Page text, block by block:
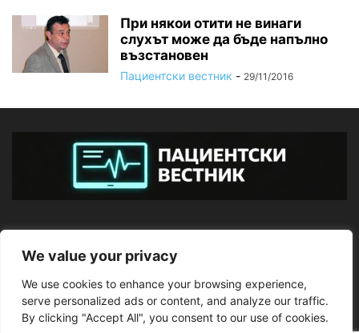
We value your privacy
We use cookies to enhance your browsing experience,
serve personalized ads or content, and analyze our traffic.
By clicking "Accept All", you consent to our use of cookies.
При някои отити не винаги
слухът може да бъде напълно
възстановен
Пациентски вестник - 29/11/2016
ПОСЛЕДВАЙТЕ НИ